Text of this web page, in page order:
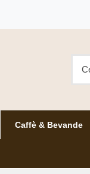
Caffè & Bevande